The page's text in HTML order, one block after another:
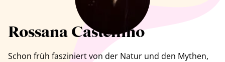
Rossana Castellino
Schon früh fasziniert von der Natur und den Mythen,